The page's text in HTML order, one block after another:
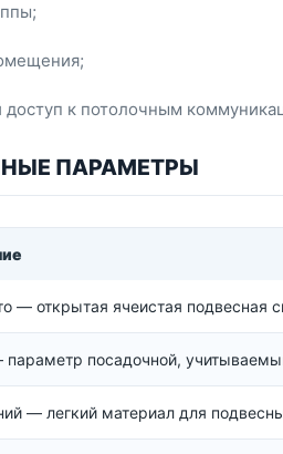
к потолочным
ПАРАМЕТРЫ
— открытая ячеистая подвесная
параметр посадочной,
— легкий материал для